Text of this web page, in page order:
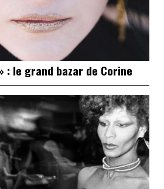
: le grand bazar de Corine